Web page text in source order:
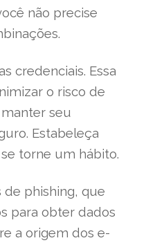
não precise
credenciais. Essa
o risco de
seu
Estabeleça
torne um hábito.
phishing, que
para obter dados
a origem dos e-